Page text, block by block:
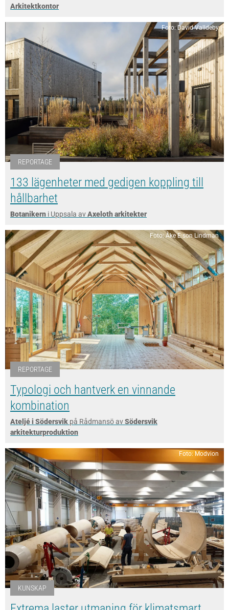
Arkitektkontor
Foto: David Valldeby
REPORTAGE
133 lägenheter med gedigen koppling till
hållbarhet
Botanikern i Uppsala avAxeloth arkitekter
Foto: Åke E:son Lindman
REPORTAGE
Typologi och hantverk en vinnande
kombination
Ateljé i Södersvik på Rådmansö avSödersvik
arkitekturproduktion
Foto: Modvion
KUNSKAP